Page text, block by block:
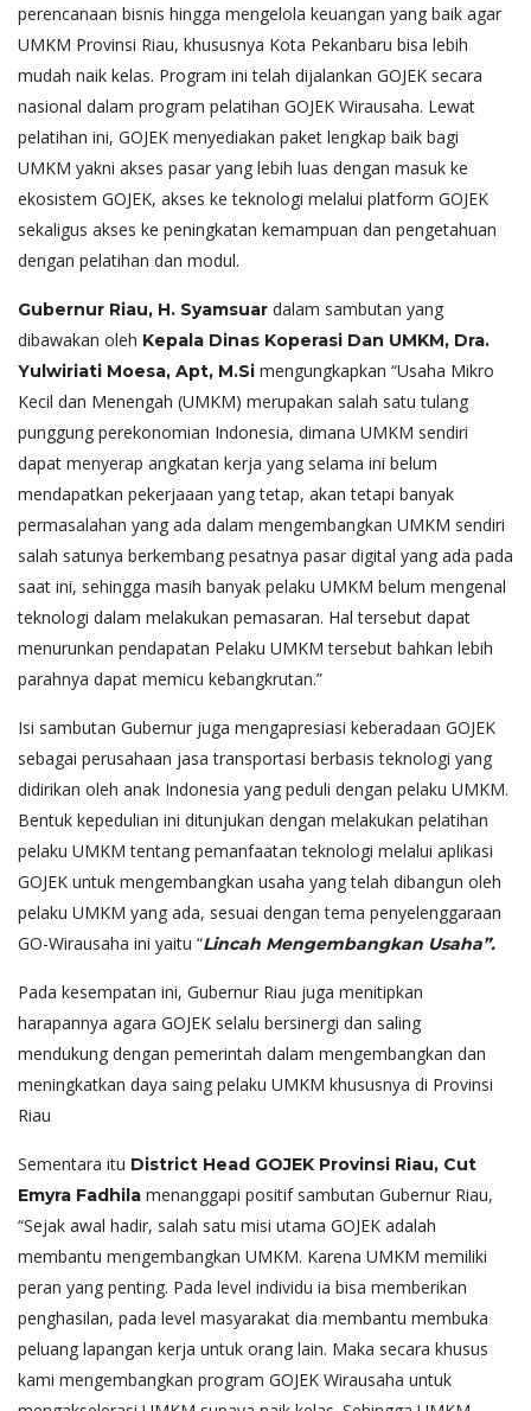
perencanaan bisnis hingga mengelola keuangan yang baik agar
UMKM Provinsi Riau, khususnya Kota Pekanbaru bisa lebih
mudah naik kelas. Program ini telah dijalankan GOJEK secara
nasional dalam program pelatihan GOJEK Wirausaha. Lewat
pelatihan ini, GOJEK menyediakan paket lengkap baik bagi
UMKM yakni akses pasar yang lebih luas dengan masuk ke
ekosistem GOJEK, akses ke teknologi melalui platform GOJEK
sekaligus akses ke peningkatan kemampuan dan pengetahuan
dengan pelatihan dan modul.
Gubernur Riau, H. Syamsuar dalam sambutan yang
dibawakan oleh Kepala Dinas Koperasi Dan UMKM, Dra.
Yulwiriati Moesa, Apt, M.Si mengungkapkan “Usaha Mikro
Kecil dan Menengah (UMKM) merupakan salah satu tulang
punggung perekonomian Indonesia, dimana UMKM sendiri
dapat menyerap angkatan kerja yang selama ini belum
mendapatkan pekerjaaan yang tetap, akan tetapi banyak
permasalahan yang ada dalam mengembangkan UMKM sendiri
salah satunya berkembang pesatnya pasar digital yang ada pada
saat ini, sehingga masih banyak pelaku UMKM belum mengenal
teknologi dalam melakukan pemasaran. Hal tersebut dapat
menurunkan pendapatan Pelaku UMKM tersebut bahkan lebih
parahnya dapat memicu kebangkrutan.”
Isi sambutan Gubernur juga mengapresiasi keberadaan GOJEK
sebagai perusahaan jasa transportasi berbasis teknologi yang
didirikan oleh anak Indonesia yang peduli dengan pelaku UMKM.
Bentuk kepedulian ini ditunjukan dengan melakukan pelatihan
pelaku UMKM tentang pemanfaatan teknologi melalui aplikasi
GOJEK untuk mengembangkan usaha yang telah dibangun oleh
pelaku UMKM yang ada, sesuai dengan tema penyelenggaraan
GO-Wirausaha ini yaitu “Lincah Mengembangkan Usaha”.
Pada kesempatan ini, Gubernur Riau juga menitipkan
harapannya agara GOJEK selalu bersinergi dan saling
mendukung dengan pemerintah dalam mengembangkan dan
meningkatkan daya saing pelaku UMKM khususnya di Provinsi
Riau
Sementara itu District Head GOJEK Provinsi Riau, Cut
Emyra Fadhila menanggapi positif sambutan Gubernur Riau,
“Sejak awal hadir, salah satu misi utama GOJEK adalah
membantu mengembangkan UMKM. Karena UMKM memiliki
peran yang penting. Pada level individu ia bisa memberikan
penghasilan, pada level masyarakat dia membantu membuka
peluang lapangan kerja untuk orang lain. Maka secara khusus
kami mengembangkan program GOJEK Wirausaha untuk